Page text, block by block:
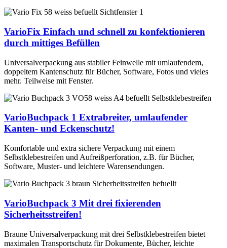
VarioFix Einfach und schnell zu konfektionieren
durch mittiges Befüllen
Universalverpackung aus stabiler Feinwelle mit umlaufendem,
doppeltem Kantenschutz für Bücher, Software, Fotos und vieles
mehr. Teilweise mit Fenster.
VarioBuchpack 1 Extrabreiter, umlaufender
Kanten- und Eckenschutz!
Komfortable und extra sichere Verpackung mit einem
Selbstklebestreifen und Aufreißperforation, z.B. für Bücher,
Software, Muster- und leichtere Warensendungen.
VarioBuchpack 3 Mit drei fixierenden
Sicherheitsstreifen!
Braune Universalverpackung mit drei Selbstklebestreifen bietet
maximalen Transportschutz für Dokumente, Bücher, leichte